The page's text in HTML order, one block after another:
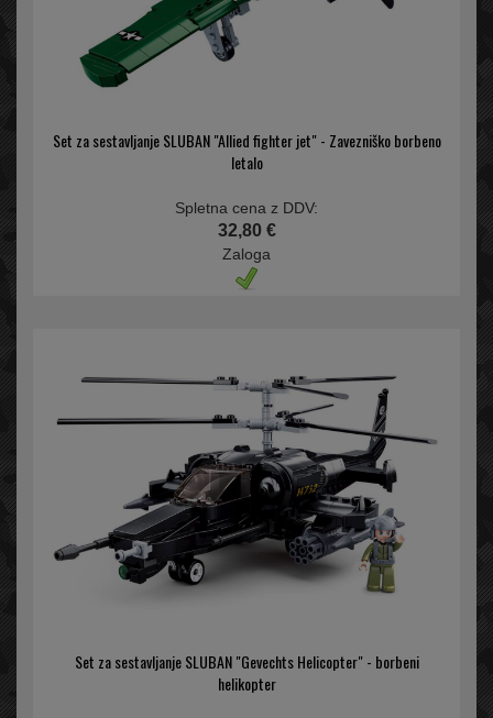
Set za sestavljanje SLUBAN "Allied fighter jet" - Zavezniško borbeno
letalo
Spletna cena z DDV:
32,80 €
Zaloga
Set za sestavljanje SLUBAN "Gevechts Helicopter" - borbeni
helikopter